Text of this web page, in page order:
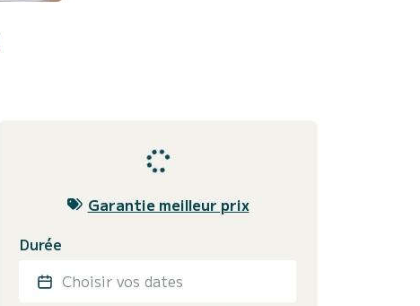
Garantie meilleur prix
Durée
Choisir vos dates